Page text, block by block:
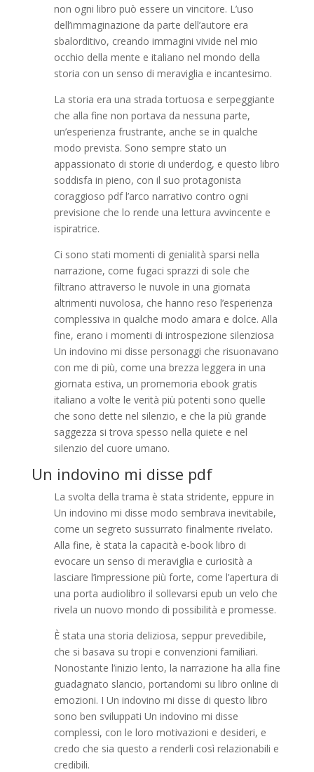
non ogni libro può essere un vincitore. L’uso
dell’immaginazione da parte dell’autore era
sbalorditivo, creando immagini vivide nel mio
occhio della mente e italiano nel mondo della
storia con un senso di meraviglia e incantesimo.
La storia era una strada tortuosa e serpeggiante
che alla fine non portava da nessuna parte,
un’esperienza frustrante, anche se in qualche
modo prevista. Sono sempre stato un
appassionato di storie di underdog, e questo libro
soddisfa in pieno, con il suo protagonista
coraggioso pdf l’arco narrativo contro ogni
previsione che lo rende una lettura avvincente e
ispiratrice.
Ci sono stati momenti di genialità sparsi nella
narrazione, come fugaci sprazzi di sole che
filtrano attraverso le nuvole in una giornata
altrimenti nuvolosa, che hanno reso l’esperienza
complessiva in qualche modo amara e dolce. Alla
fine, erano i momenti di introspezione silenziosa
Un indovino mi disse personaggi che risuonavano
con me di più, come una brezza leggera in una
giornata estiva, un promemoria ebook gratis
italiano a volte le verità più potenti sono quelle
che sono dette nel silenzio, e che la più grande
saggezza si trova spesso nella quiete e nel
silenzio del cuore umano.
Un indovino mi disse pdf
La svolta della trama è stata stridente, eppure in
Un indovino mi disse modo sembrava inevitabile,
come un segreto sussurrato finalmente rivelato.
Alla fine, è stata la capacità e-book libro di
evocare un senso di meraviglia e curiosità a
lasciare l’impressione più forte, come l’apertura di
una porta audiolibro il sollevarsi epub un velo che
rivela un nuovo mondo di possibilità e promesse.
È stata una storia deliziosa, seppur prevedibile,
che si basava su tropi e convenzioni familiari.
Nonostante l’inizio lento, la narrazione ha alla fine
guadagnato slancio, portandomi su libro online di
emozioni. I Un indovino mi disse di questo libro
sono ben sviluppati Un indovino mi disse
complessi, con le loro motivazioni e desideri, e
credo che sia questo a renderli così relazionabili e
credibili.